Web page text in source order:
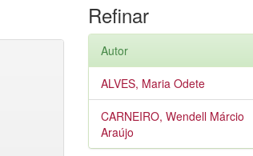
Refinar
Autor
ALVES, Maria Odete
CARNEIRO, Wendell Márcio
Araújo